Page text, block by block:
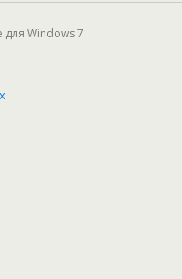
для Windows 7